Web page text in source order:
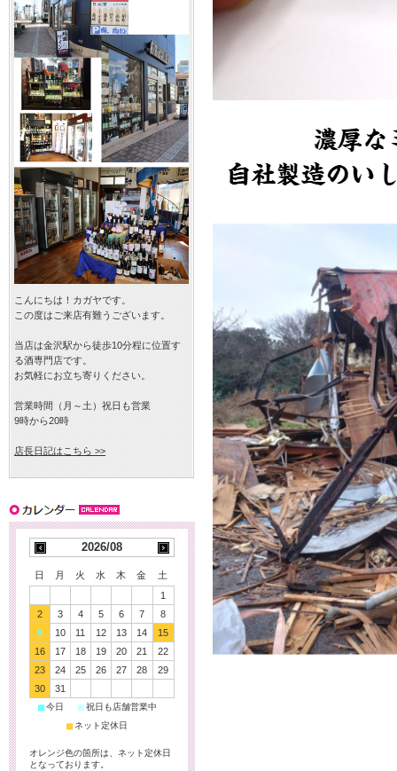
こんにちは！カガヤです。
この度はご来店有難うございます。
当店は金沢駅から徒歩10分程に位置す
る酒専門店です。
お気軽にお立ち寄りください。
営業時間（月～土）祝日も営業
9時から20時
店長日記はこちら >>
2026/08
日 月 火 水 木 金
土
1
2
3 4 5 6 7
8
9
10 11 12 13 14
15
16
17 18 19 20 21
22
23
24 25 26 27 28
29
30
31
■今日 ■祝日も店舗営業中
■ネット定休日
オレンジ色の箇所は、ネット定休日
となっております。